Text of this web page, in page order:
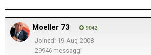
Moeller 73 9042
Joined: 19-Aug-2008
29946 messaggi